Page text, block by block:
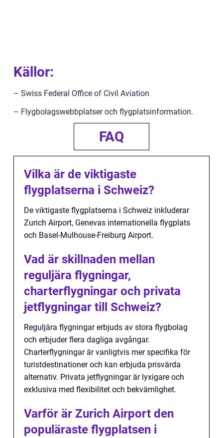
Källor:
– Swiss Federal Office of Civil Aviation
– Flygbolagswebbplatser och flygplatsinformation.
FAQ
Vilka är de viktigaste
flygplatserna i Schweiz?
De viktigaste flygplatserna i Schweiz inkluderar
Zurich Airport, Genevas internationella flygplats
och Basel-Mulhouse-Freiburg Airport.
Vad är skillnaden mellan
reguljära flygningar,
charterflygningar och privata
jetflygningar till Schweiz?
Reguljära flygningar erbjuds av stora flygbolag
och erbjuder flera dagliga avgångar.
Charterflygningar är vanligtvis mer specifika för
turistdestinationer och kan erbjuda prisvärda
alternativ. Privata jetflygningar är lyxigare och
exklusiva med flexibilitet och bekvämlighet.
Varför är Zurich Airport den
populäraste flygplatsen i